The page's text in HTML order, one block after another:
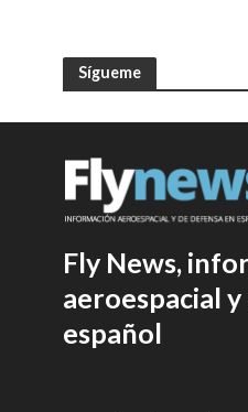
Sígueme
Fly News,
aeroespacial
español